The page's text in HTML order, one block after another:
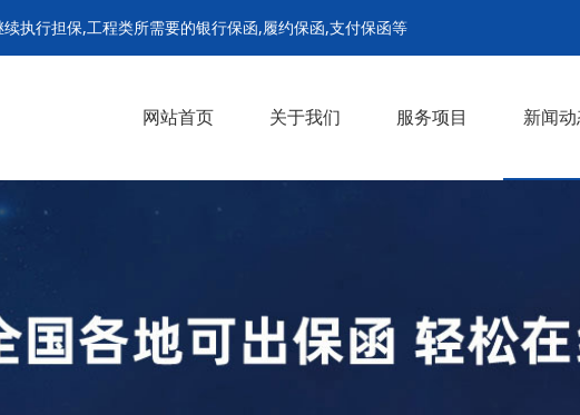
执行担保,工程类所需要的银行保函,履约保函,支付保函等
网站首页 关于我们 服务项目 新闻